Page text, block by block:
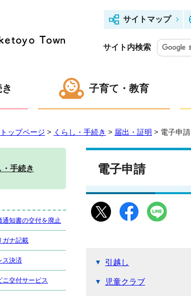
サイトマップ
サイト内検索
子育て・教育
トップページ > くらし・手続き > 届出・証明 > 電子申請
電子申請
引越し
児童クラブ
・手続き
通知書の交付を廃止
ガナ記載
ス決済
ニ交付サービス